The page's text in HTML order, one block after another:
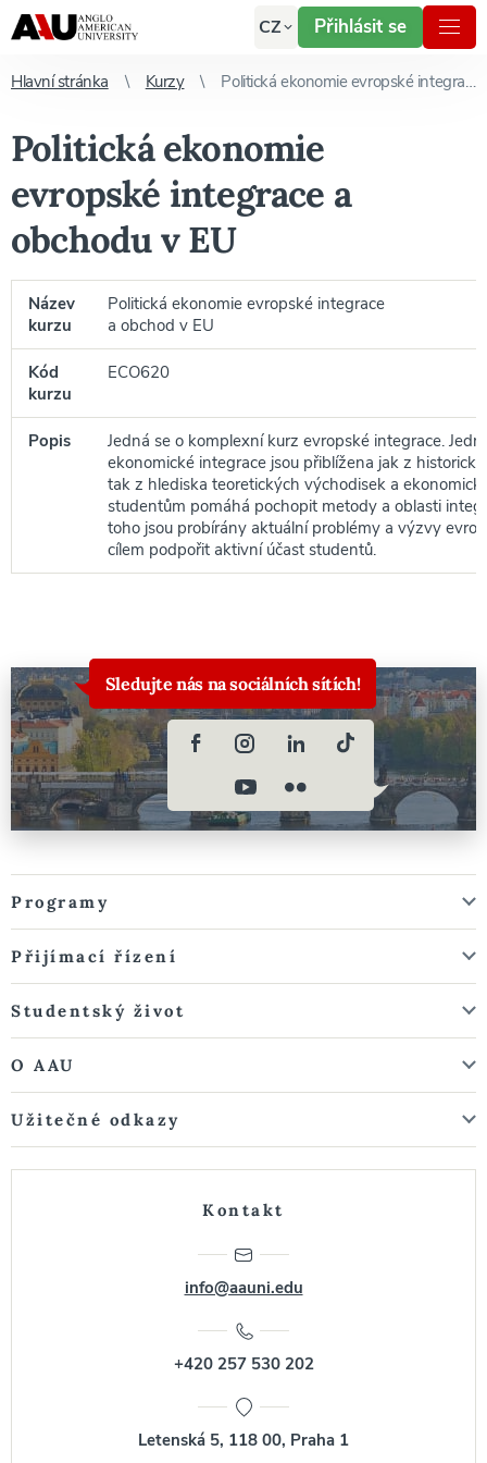
CZ Přihlásit se
Hlavní stránka Kurzy Politická ekonomie evropské integrace a obchodu v EU
Politická ekonomie
evropské integrace a
obchodu v EU
Název
kurzu
Politická ekonomie evropské integrace
a obchod v EU
Kód
kurzu
ECO620
Popis
Jedná se o komplexní kurz evropské integrace.
ekonomické integrace jsou přiblížena jak z
tak z hlediska teoretických východisek a
studentům pomáhá pochopit metody a oblasti
toho jsou probírány aktuální problémy a výzvy
cílem podpořit aktivní účast studentů.
Sledujte nás na sociálních sítích!
Programy
Přijímací řízení
Studentský život
O AAU
Užitečné odkazy
Kontakt
info@aauni.edu
+420 257 530 202
Letenská 5, 118 00, Praha 1